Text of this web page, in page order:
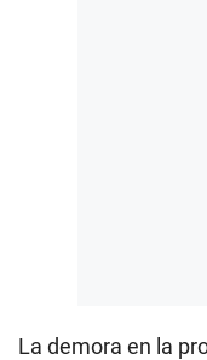
La demora en la